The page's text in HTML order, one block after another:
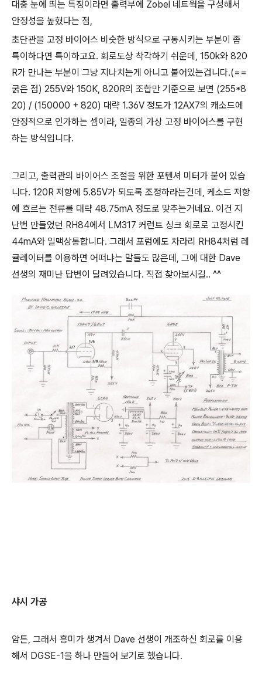
대충 눈에 띄는 특징이라면 출력부에 Zobel 네트웍을 구성해서
안정성을 높혔다는 점,
초단관을 고정 바이어스 비슷한 방식으로 구동시키는 부분이 좀
특이하다면 특이하고요. 회로도상 착각하기 쉬운데, 150k와 820
R가 만나는 부분이 그냥 지나치는게 아니고 붙어있는겁니다.(==
굵은 점) 255V와 150K, 820R의 조합만 기준으로 보면 (255*8
20) / (150000 + 820) 대략 1.36V 정도가 12AX7의 캐소드에
안정적으로 인가하는 셈이라, 일종의 가상 고정 바이어스를 구현
하는 방식입니다.
그리고, 출력관의 바이어스 조절을 위한 포텐셔 미터가 붙어 있습
니다. 120R 저항에 5.85V가 되도록 조정하라는건데, 케소드 저항
에 흐르는 전류를 대략 48.75mA 정도로 맞추는거네요. 이건 지
난번 만들었던 RH84에서 LM317 커런트 싱크 회로로 고정시킨
44mA와 일맥상통합니다. 그래서 포럼에도 차라리 RH84처럼 레
귤레이터를 이용하면 어떠냐는 말들도 많은데, 그에 대한 Dave
선생의 재미난 답변이 달려있습니다. 직접 찾아보시길.. ^^
샤시 가공
암튼, 그래서 흥미가 생겨서 Dave 선생이 개조하신 회로를 이용
해서 DGSE-1을 하나 만들어 보기로 했습니다.